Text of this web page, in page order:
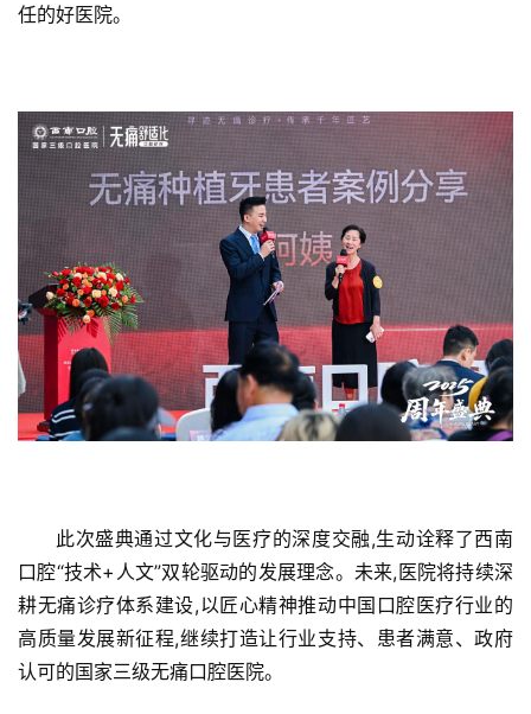
任的好医院。
此次盛典通过文化与医疗的深度交融,生动诠释了西南
口腔“技术+人文”双轮驱动的发展理念。未来,医院将持续深
耕无痛诊疗体系建设,以匠心精神推动中国口腔医疗行业的
高质量发展新征程,继续打造让行业支持、患者满意、政府
认可的国家三级无痛口腔医院。